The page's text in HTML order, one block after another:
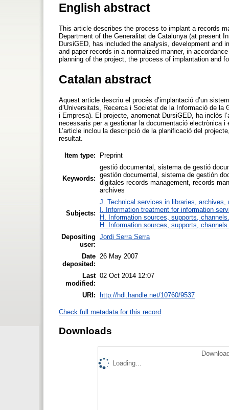
English abstract
This article describes the process to implant a records
Department of the Generalitat de Catalunya (at present
DursiGED, has included the analysis, development and
and paper records in a normalized manner, in
planning of the project, the process of implantation and
Catalan abstract
Aquest article descriu el procés d’implantació d’un
d’Universitats, Recerca i Societat de la Informació de la
i Empresa). El projecte, anomenat DursiGED, ha inclòs
necessaris per a gestionar la documentació electrònica
L’article inclou la descripció de la planificació del
resultat.
Item type: Preprint
Keywords:
gestió documental, sistema de gestió
gestión documental, sistema de gestión
digitales records management, records
archives
Subjects:
J. Technical services in libraries, archives,
I. Information treatment for information
H. Information sources, supports, channels.
H. Information sources, supports, channels.
Depositing
user:
Jordi Serra Serra
Date
deposited:
26 May 2007
Last
modified:
02 Oct 2014 12:07
URI: http://hdl.handle.net/10760/9537
Check full metadata for this record
Downloads
Loading...